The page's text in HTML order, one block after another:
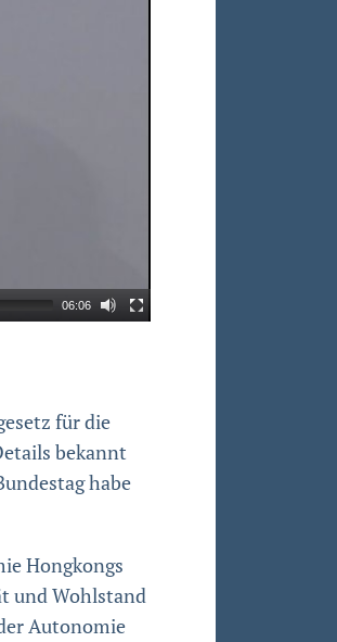
06:06
für die
bekannt
habe
Hongkongs
und Wohlstand
Autonomie